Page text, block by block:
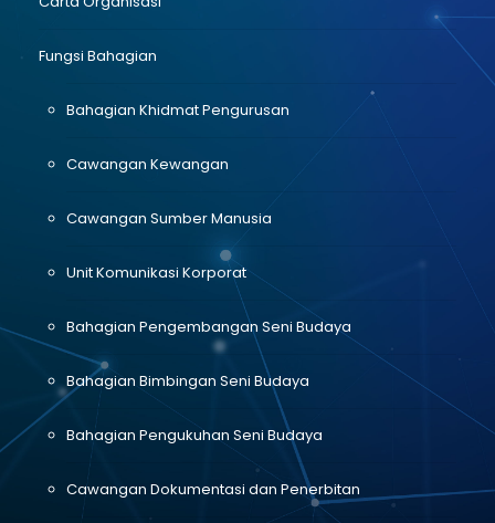
Fungsi Bahagian
Bahagian Khidmat Pengurusan
Cawangan Kewangan
Cawangan Sumber Manusia
Unit Komunikasi Korporat
Bahagian Pengembangan Seni Budaya
Bahagian Bimbingan Seni Budaya
Bahagian Pengukuhan Seni Budaya
Cawangan Dokumentasi dan Penerbitan